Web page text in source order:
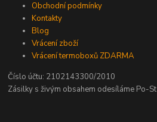
Obchodní podmínky
Kontakty
Blog
Vrácení zboží
Vrácení termoboxů ZDARMA
Číslo účtu: 2102143300/2010
Zásilky s živým obsahem odesíláme Po-St